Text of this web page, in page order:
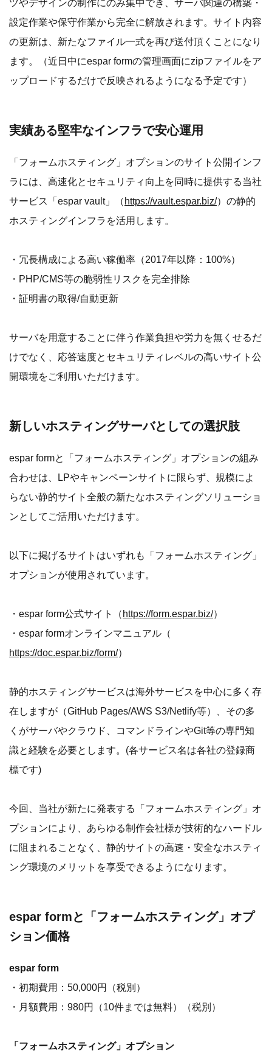
ツやデザインの制作にのみ集中でき、サーバ関連の構築・
設定作業や保守作業から完全に解放されます。サイト内容
の更新は、新たなファイル一式を再び送付頂くことになり
ます。（近日中にespar formの管理画面にzipファイルをア
ップロードするだけで反映されるようになる予定です）
実績ある堅牢なインフラで安心運用
「フォームホスティング」オプションのサイト公開インフ
ラには、高速化とセキュリティ向上を同時に提供する当社
サービス「espar vault」（ https://vault.espar.biz/）の静的
ホスティングインフラを活用します。
・冗長構成による高い稼働率（2017年以降：100%）
・PHP/CMS等の脆弱性リスクを完全排除
・証明書の取得/自動更新
サーバを用意することに伴う作業負担や労力を無くせるだ
けでなく、応答速度とセキュリティレベルの高いサイト公
開環境をご利用いただけます。
新しいホスティングサーバとしての選択肢
espar formと「フォームホスティング」オプションの組み
合わせは、LPやキャンペーンサイトに限らず、規模によ
らない静的サイト全般の新たなホスティングソリューショ
ンとしてご活用いただけます。
以下に掲げるサイトはいずれも「フォームホスティング」
オプションが使用されています。
・espar form公式サイト（ https://form.espar.biz/）
・espar formオンラインマニュアル（
https://doc.espar.biz/form/）
静的ホスティングサービスは海外サービスを中心に多く存
在しますが（GitHub Pages/AWS S3/Netlify等）、その多
くがサーバやクラウド、コマンドラインやGit等の専門知
識と経験を必要とします。(各サービス名は各社の登録商
標です)
今回、当社が新たに発表する「フォームホスティング」オ
プションにより、あらゆる制作会社様が技術的なハードル
に阻まれることなく、静的サイトの高速・安全なホスティ
ング環境のメリットを享受できるようになります。
espar formと「フォームホスティング」オプ
ション価格
espar form
・初期費用：50,000円（税別）
・月額費用：980円（10件までは無料）（税別）
「フォームホスティング」オプション